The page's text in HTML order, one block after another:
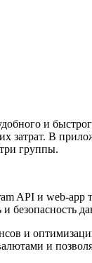
и
В
группы.
API и web-
безопасность
и
и